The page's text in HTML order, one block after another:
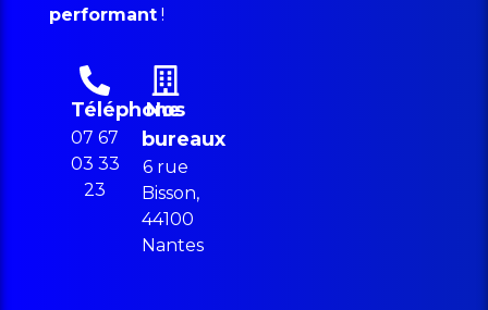
performant!
Téléphone
07 67
03 33
23
Nos
bureaux
6 rue
Bisson,
44100
Nantes